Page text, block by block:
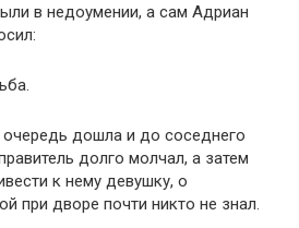
в недоумении, а сам Адриан
очередь дошла и до соседнего
долго молчал, а затем
к нему девушку, о
при дворе почти никто не знал.